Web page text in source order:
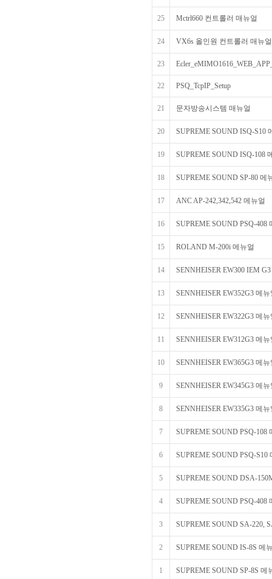
25 Mctrl660 컨트롤러 매뉴얼
24 VX6s 올인원 컨트롤러 매뉴얼
23
22 PSQ_TcpIP_Setup
21 문자방송시스템 매뉴얼
20 SUPREME SOUND ISQ-S10
19 SUPREME SOUND ISQ-108
18 SUPREME SOUND SP-80 메
17 ANC AP-242,342,542 메뉴얼
16 SUPREME SOUND PSQ-408
15 ROLAND M-200i 메뉴얼
14 SENNHEISER EW300 IEM
13 SENNHEISER EW352G3 메뉴
12 SENNHEISER EW322G3 메뉴
11 SENNHEISER EW312G3 메뉴
10 SENNHEISER EW365G3 메뉴
9 SENNHEISER EW345G3 메뉴
8 SENNHEISER EW335G3 메뉴
7 SUPREME SOUND PSQ-108
6 SUPREME SOUND PSQ-S10
5 SUPREME SOUND DSA-
4 SUPREME SOUND PSQ-408
3 SUPREME SOUND SA-220,
2 SUPREME SOUND IS-8S 메
1 SUPREME SOUND SP-8S 메